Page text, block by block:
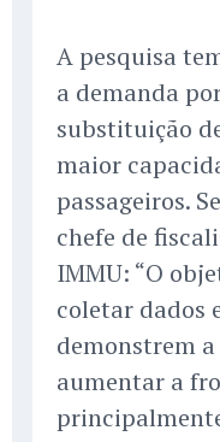
A pesquisa
a demanda
substituição
maior
passageiros.
chefe de
IMMU: “O
coletar dados
demonstrem
aumentar a